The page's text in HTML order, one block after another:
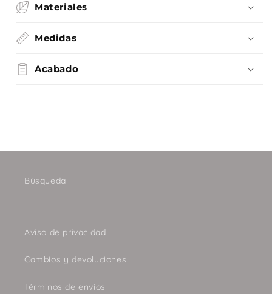
Materiales
Medidas
Acabado
Búsqueda
Aviso de privacidad
Cambios y devoluciones
Términos de envíos